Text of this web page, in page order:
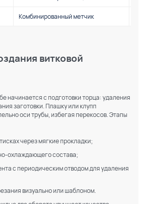
Комбинированный метчик
витковой
начинается с подготовки торца: удаления
заготовки. Плашку или клупп
оси трубы, избегая перекосов. Этапы
через мягкие прокладки;
охлаждающего состава;
с периодическим отводом для удаления
визуально или шаблоном.